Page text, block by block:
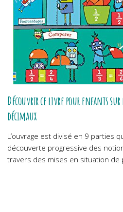
Découvrir ce livre pour enfants
décimaux
L’ouvrage est divisé en 9 parties
découverte progressive des
travers des mises en situation de